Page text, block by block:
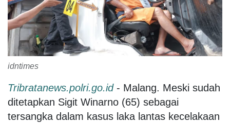
idntimes
Tribratanews.polri.go.id- Malang. Meski sudah
ditetapkan Sigit Winarno (65) sebagai
tersangka dalam kasus laka lantas kecelakaan